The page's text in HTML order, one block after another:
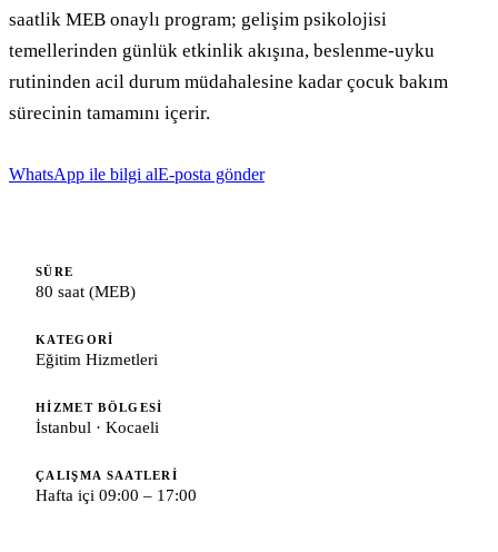
saatlik MEB onaylı program; gelişim psikolojisi
temellerinden günlük etkinlik akışına, beslenme-uyku
rutininden acil durum müdahalesine kadar çocuk bakım
sürecinin tamamını içerir.
WhatsApp ile bilgi alE-posta gönder
SÜRE
80 saat (MEB)
KATEGORI
Eğitim Hizmetleri
HIZMET BÖLGESI
İstanbul · Kocaeli
ÇALIŞMA SAATLERI
Hafta içi 09:00 – 17:00